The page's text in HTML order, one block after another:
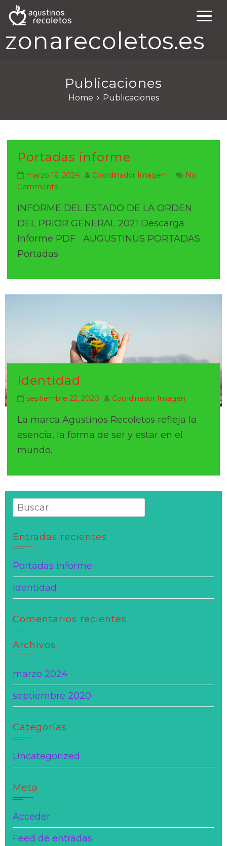
zonarecoletos.es
Publicaciones
Home Publicaciones
Portadas informe
marzo 16, 2024 Coordinador Imagen
No
Comments
INFORME DEL ESTADO DE LA ORDEN
DEL PRIOR GENERAL 2021 Descarga
Informe PDF AUGUSTINUS PORTADAS
Portadas
Identidad
septiembre 22, 2020 Coordinador Imagen
La marca Agustinos Recoletos refleja la
esencia, la forma de ser y estar en el
mundo.
Buscar:
Entradas recientes
Portadas informe
Identidad
Comentarios recientes
Archivos
marzo 2024
septiembre 2020
Categorías
Uncategorized
Meta
Acceder
Feed de entradas